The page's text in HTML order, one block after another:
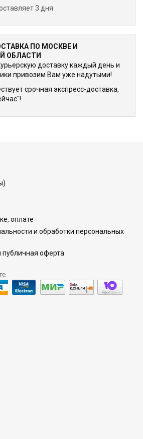
3 дня
ПО МОСКВЕ И
ОБЛАСТИ
доставку каждый день и
привозим Вам уже надутыми!
срочная экспресс-доставка,
оплате
и обработки персональных
публичная оферта